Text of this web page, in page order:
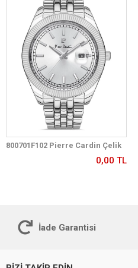
800701F102 Pierre Cardin Çelik
Kordon Erkek Kol Saati 30 Mt Su
0,00 TL
İade Garantisi